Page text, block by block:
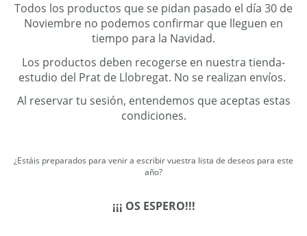
​Todos los productos que se pidan pasado el día 30 de
Noviembre no podemos confirmar que lleguen en
tiempo para la Navidad.
Los productos deben recogerse en nuestra tienda-
estudio del Prat de Llobregat. No se realizan envíos.
Al reservar tu sesión, entendemos que aceptas estas
condiciones.
¿Estáis preparados para venir a escribir vuestra lista de deseos para este
año?
¡¡¡ OS ESPERO!!!